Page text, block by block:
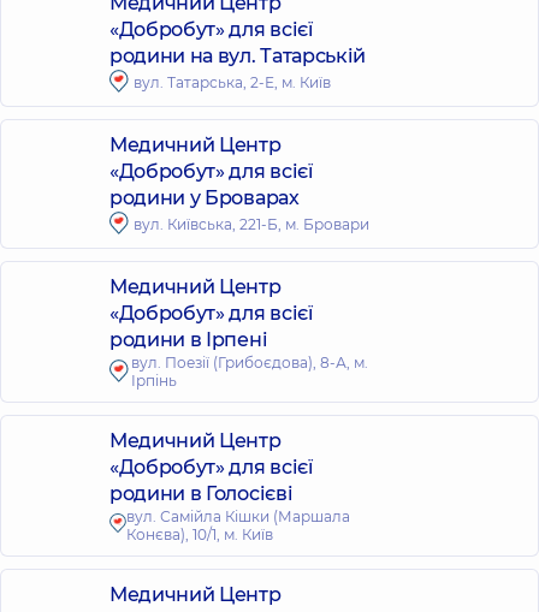
«Добробут» для всієї
родини на вул. Татарській
вул. Татарська, 2-Е, м. Київ
Медичний Центр
«Добробут» для всієї
родини у Броварах
вул. Київська, 221-Б, м. Бровари
Медичний Центр
«Добробут» для всієї
родини в Ірпені
вул. Поезії (Грибоєдова), 8-А, м.
Ірпінь
Медичний Центр
«Добробут» для всієї
родини в Голосієві
вул. Самійла Кішки (Маршала
Конєва), 10/1, м. Київ
Медичний Центр